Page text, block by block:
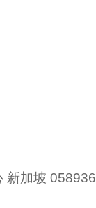
新加坡 058936